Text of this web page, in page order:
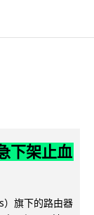
下架止血
旗下的路由器